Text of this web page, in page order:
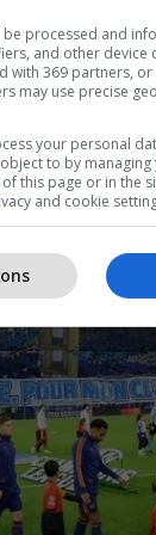
Saint-
sanksione
thuhet se
processed and
and other device
with 369 partners,
may use precise
your personal
to by
this page or in the
and cookie